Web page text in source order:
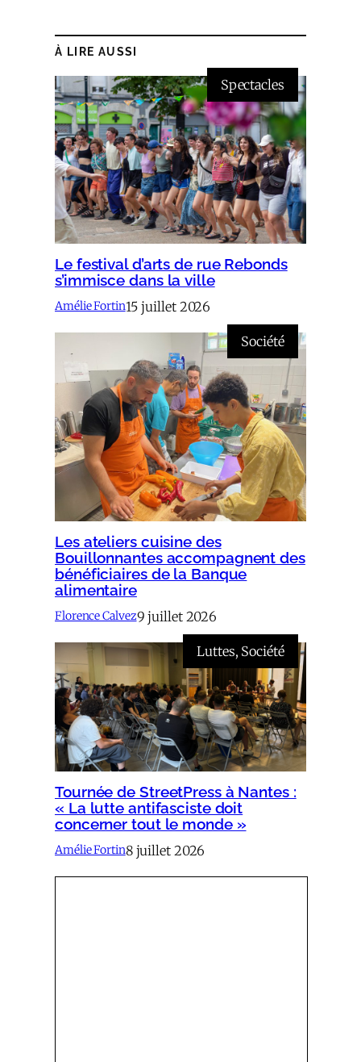
À LIRE AUSSI
Spectacles
Le festival d’arts de rue Rebonds
s’immisce dans la ville
Amélie Fortin15 juillet 2026
Société
Les ateliers cuisine des
Bouillonnantes accompagnent des
bénéficiaires de la Banque
alimentaire
Florence Calvez9 juillet 2026
Luttes, Société
Tournée de StreetPress à Nantes :
« La lutte antifasciste doit
concerner tout le monde »
Amélie Fortin8 juillet 2026